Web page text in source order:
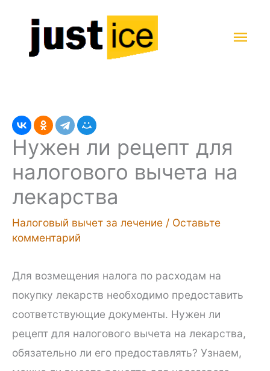
содержимому
Нужен ли рецепт для
налогового вычета на
лекарства
Налоговый вычет за лечение / Оставьте
комментарий
Для возмещения налога по расходам на
покупку лекарств необходимо предоставить
соответствующие документы. Нужен ли
рецепт для налогового вычета на лекарства,
обязательно ли его предоставлять? Узнаем,